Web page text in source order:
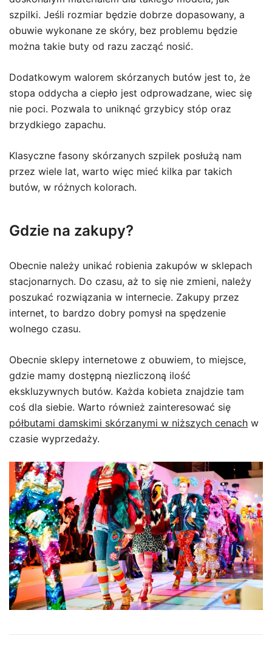
szpilki. Jeśli rozmiar będzie dobrze dopasowany, a
obuwie wykonane ze skóry, bez problemu będzie
można takie buty od razu zacząć nosić.
Dodatkowym walorem skórzanych butów jest to, że
stopa oddycha a ciepło jest odprowadzane, wiec się
nie poci. Pozwala to uniknąć grzybicy stóp oraz
brzydkiego zapachu.
Klasyczne fasony skórzanych szpilek posłużą nam
przez wiele lat, warto więc mieć kilka par takich
butów, w różnych kolorach.
Gdzie na zakupy?
Obecnie należy unikać robienia zakupów w sklepach
stacjonarnych. Do czasu, aż to się nie zmieni, należy
poszukać rozwiązania w internecie. Zakupy przez
internet, to bardzo dobry pomysł na spędzenie
wolnego czasu.
Obecnie sklepy internetowe z obuwiem, to miejsce,
gdzie mamy dostępną niezliczoną ilość
ekskluzywnych butów. Każda kobieta znajdzie tam
coś dla siebie. Warto również zainteresować się
półbutami damskimi skórzanymi w niższych cenach w
czasie wyprzedaży.